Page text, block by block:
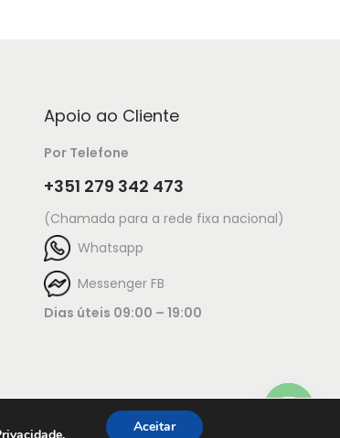
Apoio ao Cliente
Por Telefone
+351 279 342 473
(Chamada para a rede fixa nacional)
Whatsapp
Messenger FB
Dias úteis 09:00 – 19:00
Aceitar